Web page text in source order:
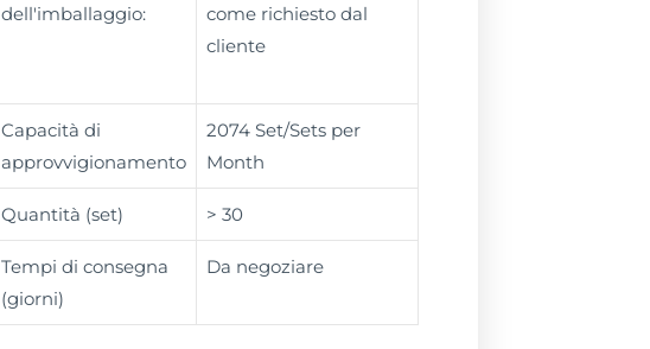
dell'imballaggio:
come richiesto dal
cliente
Capacità di
approvvigionamento
2074 Set/Sets per
Month
Quantità (set) > 30
Tempi di consegna
(giorni)
Da negoziare